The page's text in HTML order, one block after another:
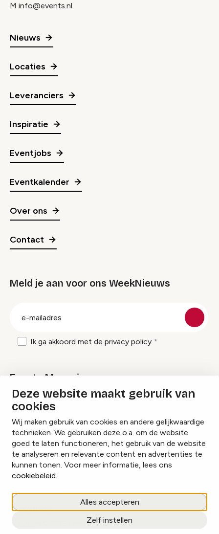
Deze website maakt gebruik van
cookies
Wij maken gebruik van cookies en andere gelijkwaardige
technieken. We gebruiken deze o.a. om de website
goed te laten functioneren, het gebruik van de website
te analyseren en relevante content en advertenties te
kunnen tonen. Voor meer informatie, lees ons
cookiebeleid.
Alles accepteren
Zelf instellen
M info@events.nl
Nieuws
Locaties
Leveranciers
Inspiratie
Eventjobs
Eventkalender
Over ons
Contact
Meld je aan voor ons WeekNieuws
Ik ga akkoord met de privacy policy
Events Magazine
Ik ontvang graag Events Magazine
InstagramFacebookLinkedIn
Cookies beheren
Privacy policy
copyright © 2026 Events.nl